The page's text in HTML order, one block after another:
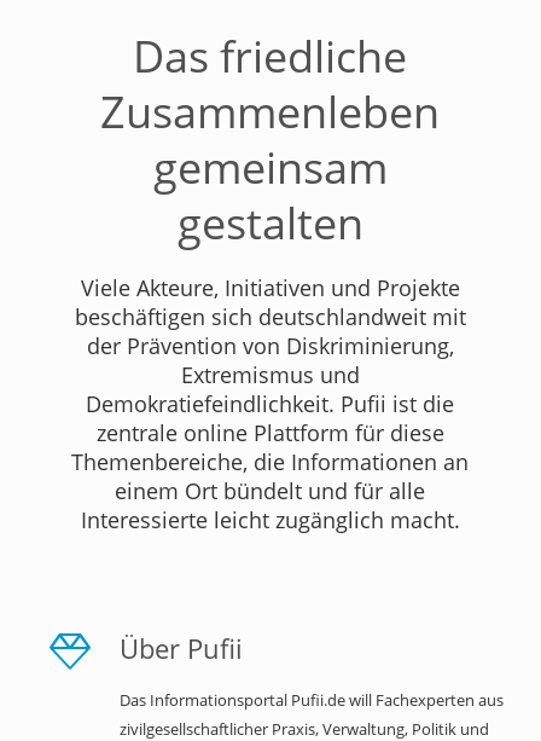
Das friedliche
Zusammenleben
gemeinsam
gestalten
Viele Akteure, Initiativen und Projekte
beschäftigen sich deutschlandweit mit
der Prävention von Diskriminierung,
Extremismus und
Demokratiefeindlichkeit. Pufii ist die
zentrale online Plattform für diese
Themenbereiche, die Informationen an
einem Ort bündelt und für alle
Interessierte leicht zugänglich macht.
Über Pufii
Das Informationsportal Pufii.de will Fachexperten aus
zivilgesellschaftlicher Praxis, Verwaltung, Politik und